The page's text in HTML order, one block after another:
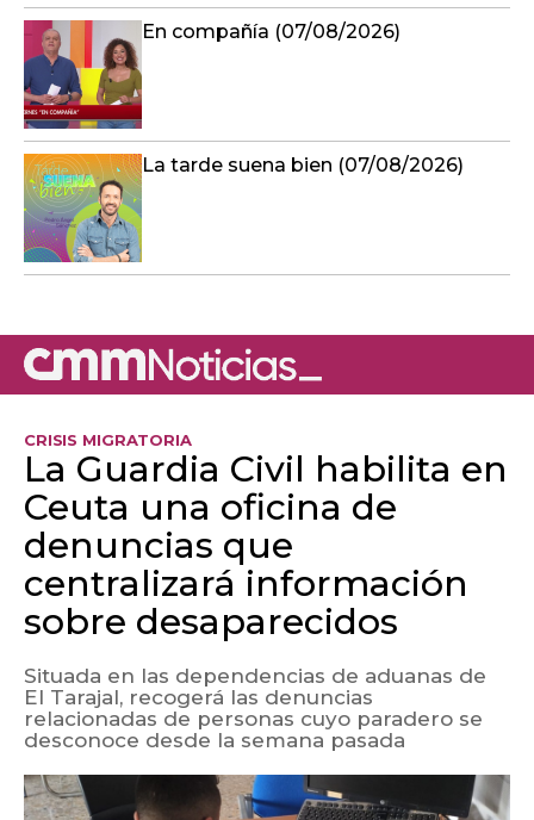
En compañía (07/08/2026)
La tarde suena bien (07/08/2026)
CRISIS MIGRATORIA
La Guardia Civil habilita en
Ceuta una oficina de
denuncias que
centralizará información
sobre desaparecidos
Situada en las dependencias de aduanas de
El Tarajal, recogerá las denuncias
relacionadas de personas cuyo paradero se
desconoce desde la semana pasada